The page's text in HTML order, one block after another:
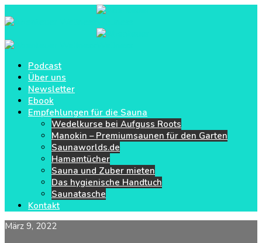
Podcast
Über uns
Newsletter
Ebook
Empfehlungen für die Sauna
Wedelkurse bei Aufguss Roots
Manokin – Premiumsaunen für den Garten
Saunaworlds.de
Hamamtücher
Sauna und Zuber mieten
Das hygienische Handtuch
Saunatasche
Kontakt
März 9, 2022